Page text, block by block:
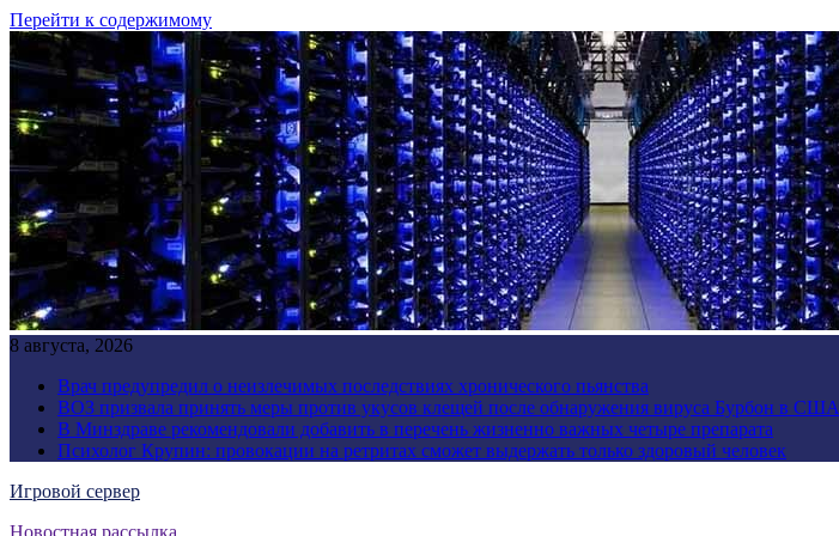
Перейти к содержимому
8 августа, 2026
Врач предупредил о неизлечимых последствиях хронического пьянства
ВОЗ призвала принять меры против укусов клещей после обнаружения вируса Бурбон в США
В Минздраве рекомендовали добавить в перечень жизненно важных четыре препарата
Психолог Крупин: провокации на ретритах сможет выдержать только здоровый человек
Игровой сервер
Новостная рассылка